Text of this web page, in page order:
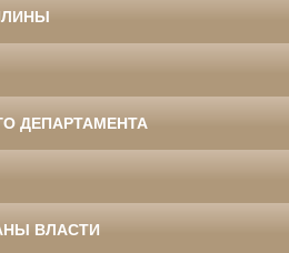
ДЕПАРТАМЕНТА
ВЛАСТИ